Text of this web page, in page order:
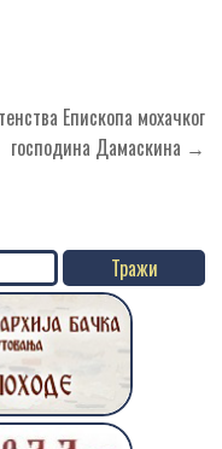
Епископа мохачког
господина Дамаскина →